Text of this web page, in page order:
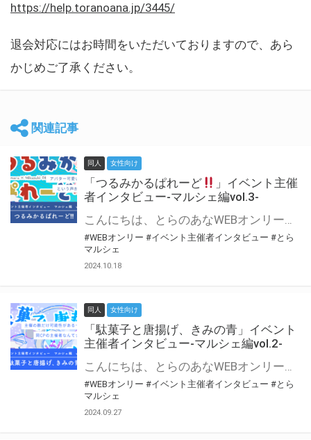
https://help.toranoana.jp/3445/
退会対応にはお時間をいただいておりますので、あら
かじめご了承ください。
関連記事
同人 女性向け
「つるみかるぱれーど
」イベント主催
者インタビュー-マルシェ編vol.3-
こんにちは、とらのあなWEBオンリー運営スタッフです。 新たにお届けする、イベント主催者インタビュー-マルシェ編-は、 とらのあなWEBオンリー「マルシェ」をご利用した主催様に 「マルシェ」を使って開催した感想や心がけをお聞きする企画です。 今回は、WEBオンリー初開催「つるみかるぱれーど
#WEBオンリー #イベント主催者インタビュー #とら
マルシェ
2024.10.18
同人 女性向け
「駄菓子と唐揚げ、きみの青」イベント
主催者インタビュー-マルシェ編vol.2-
こんにちは、とらのあなWEBオンリー運営スタッフです。 新たにお届けする、イベント主催者インタビュー-マルシェ編-は、 とらのあなWEBオンリー「マルシェ」をご利用の主催様に 「マルシェ」を使ってイベントを開催した感想や心がけをお聞きする企画です。 今回は、WEBオンリー初開催「駄菓子と唐揚げ、きみの青」より、 主催のぎこ六屋様にお話を伺いました。 協力：ぎこ六屋様／イベント公式Twitter（@krkgwks） とらのあなWEBオンリー「マルシェ」とは？ WEBオンリーでリアルタイムでコミュニケーションがとれるオンライン会場です。
#WEBオンリー #イベント主催者インタビュー #とら
マルシェ
2024.09.27